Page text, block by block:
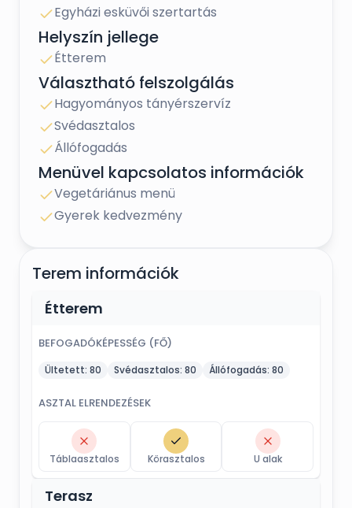
Egyházi esküvői szertartás
Helyszín jellege
Étterem
Választható felszolgálás
Hagyományos tányérszervíz
Svédasztalos
Állófogadás
Menüvel kapcsolatos információk
Vegetáriánus menü
Gyerek kedvezmény
Terem információk
Étterem
BEFOGADÓKÉPESSÉG (FŐ)
Ültetett: 80 Svédasztalos: 80 Állófogadás: 80
ASZTAL ELRENDEZÉSEK
Táblaasztalos Körasztalos U alak
Terasz